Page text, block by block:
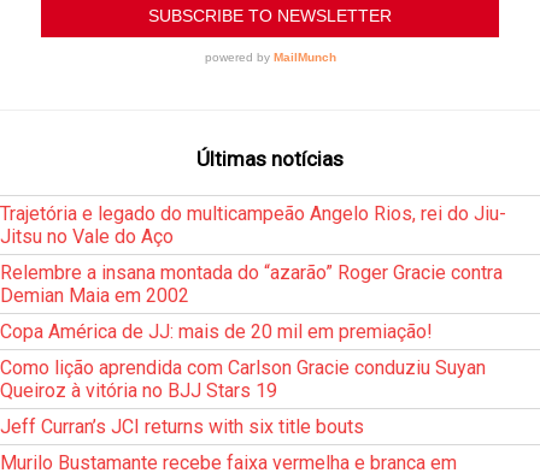
Últimas notícias
Trajetória e legado do multicampeão Angelo Rios, rei do Jiu-
Jitsu no Vale do Aço
Relembre a insana montada do “azarão” Roger Gracie contra
Demian Maia em 2002
Copa América de JJ: mais de 20 mil em premiação!
Como lição aprendida com Carlson Gracie conduziu Suyan
Queiroz à vitória no BJJ Stars 19
Jeff Curran’s JCI returns with six title bouts
Murilo Bustamante recebe faixa vermelha e branca em